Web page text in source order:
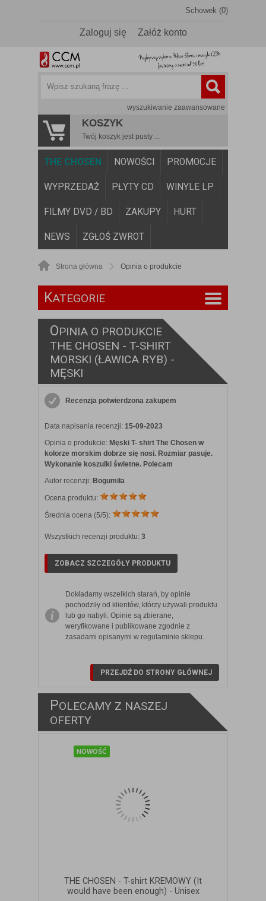
Schowek (0)
Zaloguj się Załóż konto
wyszukiwanie zaawansowane
KOSZYK
Twój koszyk jest pusty ...
THE CHOSEN NOWOŚCI PROMOCJE
WYPRZEDAŻ PŁYTY CD WINYLE LP
FILMY DVD / BD ZAKUPY HURT
NEWS ZGŁOŚ ZWROT
Strona główna Opinia o produkcie
KATEGORIE
OPINIA O PRODUKCIE
THE CHOSEN - T-SHIRT
MORSKI (ŁAWICA RYB) -
MĘSKI
Recenzja potwierdzona zakupem
Data napisania recenzji: 15-09-2023
Opinia o produkcie: Męski T- shirt The Chosen w
kolorze morskim dobrze się nosi. Rozmiar pasuje.
Wykonanie koszulki świetne. Polecam
Autor recenzji: Bogumiła
Ocena produktu:
Średnia ocena (5/5):
Wszystkich recenzji produktu: 3
ZOBACZ SZCZEGÓŁY PRODUKTU
Dokładamy wszelkich starań, by opinie
pochodziły od klientów, którzy używali produktu
lub go nabyli. Opinie są zbierane,
weryfikowane i publikowane zgodnie z
zasadami opisanymi w regulaminie sklepu.
PRZEJDŹ DO STRONY GŁÓWNEJ
POLECAMY Z NASZEJ
OFERTY
ZOBACZ SZCZEGÓŁY
NOWOŚĆ
THE CHOSEN - T-shirt KREMOWY (It
would have been enough) - Unisex